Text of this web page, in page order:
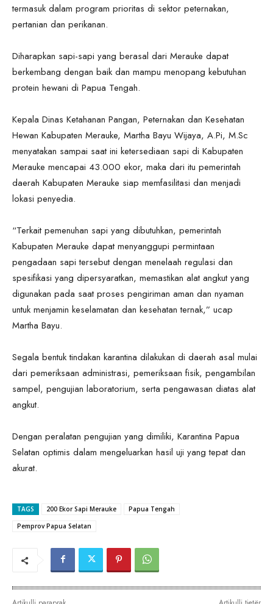
termasuk dalam program prioritas di sektor peternakan,
pertanian dan perikanan.
Diharapkan sapi-sapi yang berasal dari Merauke dapat
berkembang dengan baik dan mampu menopang kebutuhan
protein hewani di Papua Tengah.
Kepala Dinas Ketahanan Pangan, Peternakan dan Kesehatan
Hewan Kabupaten Merauke, Martha Bayu Wijaya, A.Pi, M.Sc
menyatakan sampai saat ini ketersediaan sapi di Kabupaten
Merauke mencapai 43.000 ekor, maka dari itu pemerintah
daerah Kabupaten Merauke siap memfasilitasi dan menjadi
lokasi penyedia.
“Terkait pemenuhan sapi yang dibutuhkan, pemerintah
Kabupaten Merauke dapat menyanggupi permintaan
pengadaan sapi tersebut dengan menelaah regulasi dan
spesifikasi yang dipersyaratkan, memastikan alat angkut yang
digunakan pada saat proses pengiriman aman dan nyaman
untuk menjamin keselamatan dan kesehatan ternak,” ucap
Martha Bayu.
Segala bentuk tindakan karantina dilakukan di daerah asal mulai
dari pemeriksaan administrasi, pemeriksaan fisik, pengambilan
sampel, pengujian laboratorium, serta pengawasan diatas alat
angkut.
Dengan peralatan pengujian yang dimiliki, Karantina Papua
Selatan optimis dalam mengeluarkan hasil uji yang tepat dan
akurat.
TAGS 200 Ekor Sapi Merauke
Papua Tengah
Pemprov Papua Selatan